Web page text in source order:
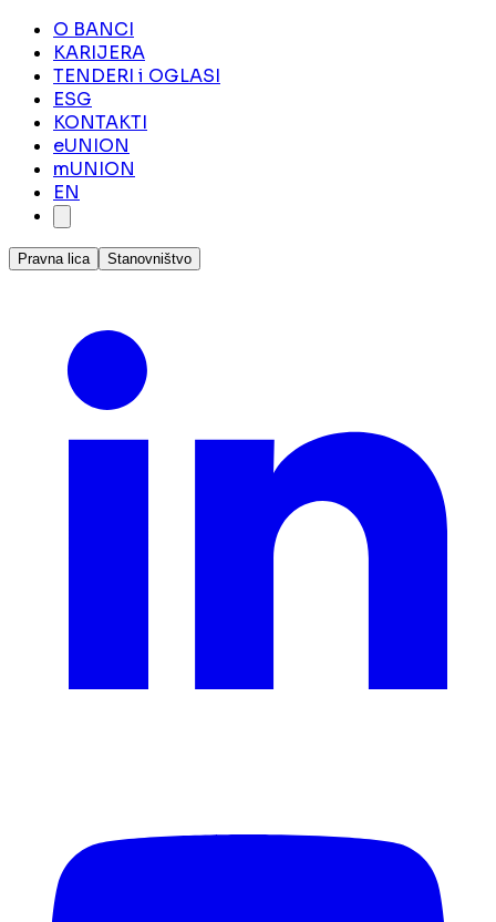
O BANCI
KARIJERA
TENDERI i OGLASI
ESG
KONTAKTI
eUNION
mUNION
EN
Pravna lica Stanovništvo